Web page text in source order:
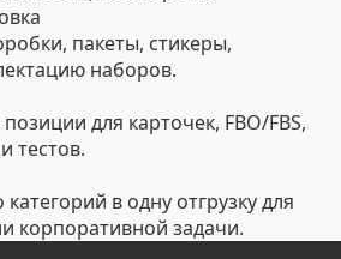
пакеты, стикеры,
наборов.
для карточек, FBO/FBS,
тестов.
в одну отгрузку для
корпоративной задачи.